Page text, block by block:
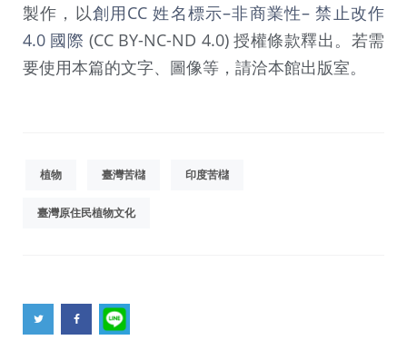
製作，以創用CC 姓名標示–非商業性– 禁止改作
4.0 國際 (CC BY-NC-ND 4.0) 授權條款釋出。若需
要使用本篇的文字、圖像等，請洽本館出版室。
植物 臺灣苦櫧 印度苦櫧
臺灣原住民植物文化